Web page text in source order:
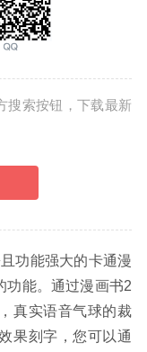
搜索按钮，下载最新
功能强大的卡通漫
功能。通过漫画书2
真实语音气球的裁
果刻字，您可以通